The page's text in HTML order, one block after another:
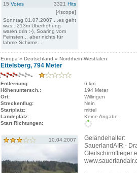
15 Votes 3321 Hits
[4scope]
Sonntag 01.07.2007 ...es geht
was...213m Überhöhung
waren drin :-), Soaring vom
Feinsten... aber nichts für
lahme Schirme...
Europa » Deutschland » Nordrhein-Westfalen
Ettelsberg, 794 Meter
Entfernung:
6 km
Höhenuntersch.:
194 Meter
Ort:
Willingen
Streckenflug:
Nein
Startplatz:
mittel
Landeplatz:
Keine Angabe
Start Richtungen:
10.04.2007
Geländehalter:
SauerlandAIR -
Gleitschirmflieger